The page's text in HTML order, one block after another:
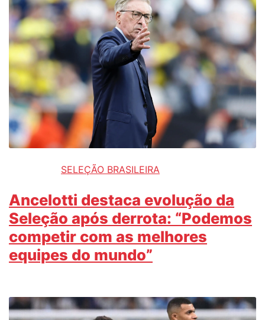
SELEÇÃO BRASILEIRA
Ancelotti destaca evolução da
Seleção após derrota: “Podemos
competir com as melhores
equipes do mundo”